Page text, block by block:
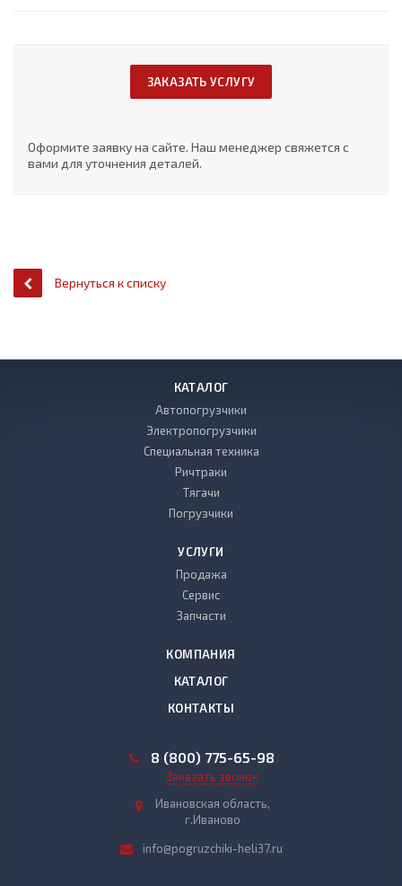
ЗАКАЗАТЬ УСЛУГУ
Оформите заявку на сайте. Наш менеджер свяжется с
вами для уточнения деталей.
Вернуться к списку
КАТАЛОГ
Автопогрузчики
Электропогрузчики
Специальная техника
Ричтраки
Тягачи
Погрузчики
УСЛУГИ
Продажа
Сервис
Запчасти
КОМПАНИЯ
КАТАЛОГ
КОНТАКТЫ
8 (800) 775-65-98
Заказать звонок
Ивановская область,
г.Иваново
info@pogruzchiki-heli37.ru